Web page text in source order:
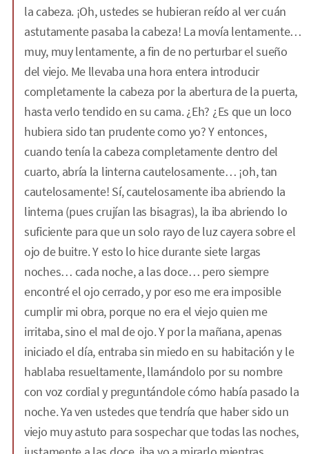
la cabeza. ¡Oh, ustedes se hubieran reído al ver cuán
astutamente pasaba la cabeza! La movía lentamente…
muy, muy lentamente, a fin de no perturbar el sueño
del viejo. Me llevaba una hora entera introducir
completamente la cabeza por la abertura de la puerta,
hasta verlo tendido en su cama. ¿Eh? ¿Es que un loco
hubiera sido tan prudente como yo? Y entonces,
cuando tenía la cabeza completamente dentro del
cuarto, abría la linterna cautelosamente… ¡oh, tan
cautelosamente! Sí, cautelosamente iba abriendo la
linterna (pues crujían las bisagras), la iba abriendo lo
suficiente para que un solo rayo de luz cayera sobre el
ojo de buitre. Y esto lo hice durante siete largas
noches… cada noche, a las doce… pero siempre
encontré el ojo cerrado, y por eso me era imposible
cumplir mi obra, porque no era el viejo quien me
irritaba, sino el mal de ojo. Y por la mañana, apenas
iniciado el día, entraba sin miedo en su habitación y le
hablaba resueltamente, llamándolo por su nombre
con voz cordial y preguntándole cómo había pasado la
noche. Ya ven ustedes que tendría que haber sido un
viejo muy astuto para sospechar que todas las noches,